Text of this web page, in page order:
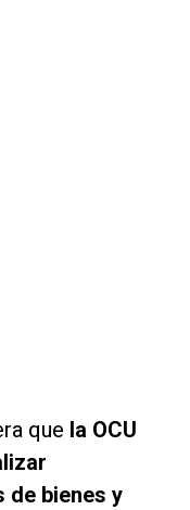
que la OCU
de bienes y